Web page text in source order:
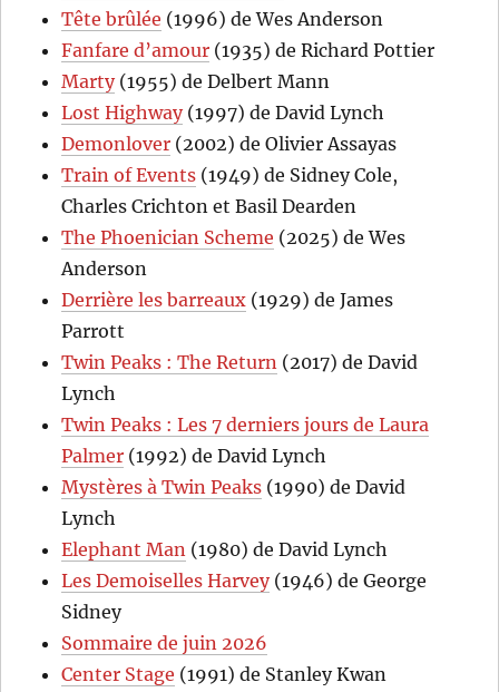
Tête brûlée (1996) de Wes Anderson
Fanfare d’amour (1935) de Richard Pottier
Marty(1955) de Delbert Mann
Lost Highway(1997) de David Lynch
Demonlover (2002) de Olivier Assayas
Train of Events (1949) de Sidney Cole,
Charles Crichton et Basil Dearden
The Phoenician Scheme (2025) de Wes
Anderson
Derrière les barreaux (1929) de James
Parrott
Twin Peaks : The Return (2017) de David
Lynch
Twin Peaks : Les 7 derniers jours de Laura
Palmer (1992) de David Lynch
Mystères à Twin Peaks (1990) de David
Lynch
Elephant Man (1980) de David Lynch
Les Demoiselles Harvey(1946) de George
Sidney
Sommaire de juin 2026
Center Stage (1991) de Stanley Kwan